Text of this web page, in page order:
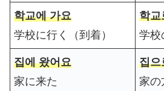
학교에 가요
学校に行く（到着）
학교
学校
집에 왔어요
家に来た
집으
家の